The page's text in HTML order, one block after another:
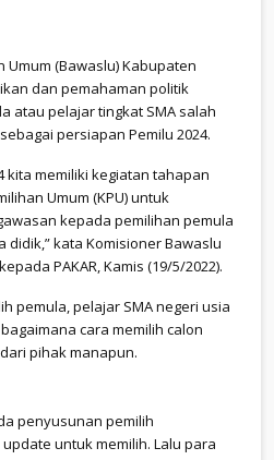
Umum (Bawaslu) Kabupaten
dan pemahaman politik
atau pelajar tingkat SMA salah
persiapan Pemilu 2024.
kita memiliki kegiatan tahapan
Umum (KPU) untuk
kepada pemilihan pemula
kata Komisioner Bawaslu
PAKAR, Kamis (19/5/2022).
pemula, pelajar SMA negeri usia
cara memilih calon
pihak manapun.
penyusunan pemilih
untuk memilih. Lalu para